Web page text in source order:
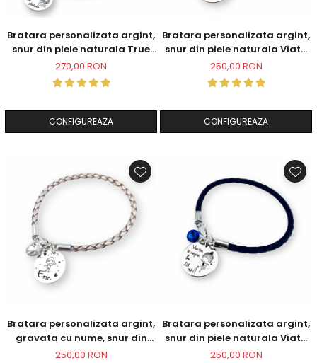
Bratara personalizata argint,
snur din piele naturala True
friends
270,00 RON
CONFIGUREAZA
Bratara personalizata argint,
snur din piele naturala Viata
incepe la 40
250,00 RON
CONFIGUREAZA
Bratara personalizata argint,
gravata cu nume, snur din
piele naturala
250,00 RON
Bratara personalizata argint,
snur din piele naturala Viata
incepe la 18
250,00 RON